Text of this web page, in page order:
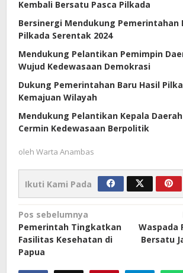
Kembali Bersatu Pasca Pilkada
Bersinergi Mendukung Pemerintahan
Pilkada Serentak 2024
Mendukung Pelantikan Pemimpin
Wujud Kedewasaan Demokrasi
Dukung Pemerintahan Baru Hasil
Kemajuan Wilayah
Mendukung Pelantikan Kepala
Cermin Kedewasaan Berpolitik
oleh Warta Anambas
Ikuti Kami Pada
Navigasi
pos
Pos sebelumnya
Pemerintah Tingkatkan
Fasilitas Kesehatan di
Papua
Waspada
Bersatu